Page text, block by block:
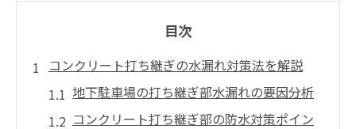
目次
コンクリート打ち継ぎの水漏れ対策法を解説
地下駐車場の打ち継ぎ部水漏れの要因分析
コンクリート打ち継ぎ部の防水対策ポイン